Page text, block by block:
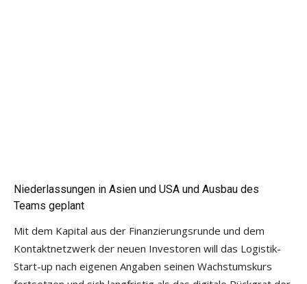
Niederlassungen in Asien und USA und Ausbau des
Teams geplant
Mit dem Kapital aus der Finanzierungsrunde und dem
Kontaktnetzwerk der neuen Investoren will das Logistik-
Start-up nach eigenen Angaben seinen Wachstumskurs